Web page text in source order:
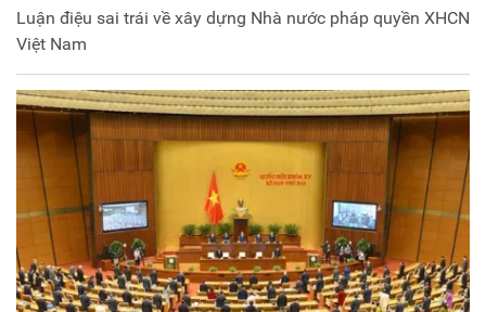
Luận điệu sai trái về xây dựng Nhà nước pháp quyền XHCN
Việt Nam